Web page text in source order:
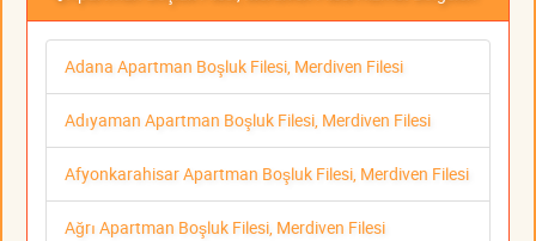
Adana Apartman Boşluk Filesi, Merdiven Filesi
Adıyaman Apartman Boşluk Filesi, Merdiven Filesi
Afyonkarahisar Apartman Boşluk Filesi, Merdiven Filesi
Ağrı Apartman Boşluk Filesi, Merdiven Filesi